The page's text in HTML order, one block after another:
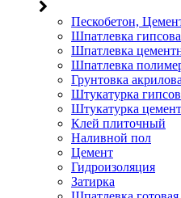
Пескобетон,
Шпатлевка
Шпатлевка
Шпатлевка
Грунтовка
Штукатурка
Штукатурка
Клей плиточный
Наливной пол
Цемент
Гидроизоляция
Затирка